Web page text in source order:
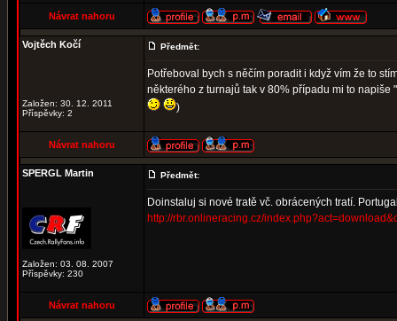
Návrat nahoru
Vojtěch Kočí
Založen: 30. 12. 2011
Příspěvky: 2
Předmět:
Potřeboval bych s něčím poradit i když vím že to
některého z turnajů tak v 80% případu mi to
)
Návrat nahoru
SPERGL Martin
Založen: 03. 08. 2007
Příspěvky: 230
Předmět:
Doinstaluj si nové tratě vč. obrácených tratí.
http://rbr.onlineracing.cz/
Návrat nahoru